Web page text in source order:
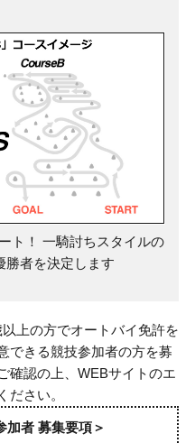
ト！ 一騎討ちスタイルの
勝者を決定します
上の方でオートバイ免許を
できる競技参加者の方を募
確認の上、WEBサイトのエ
ださい。
加者 募集要項＞